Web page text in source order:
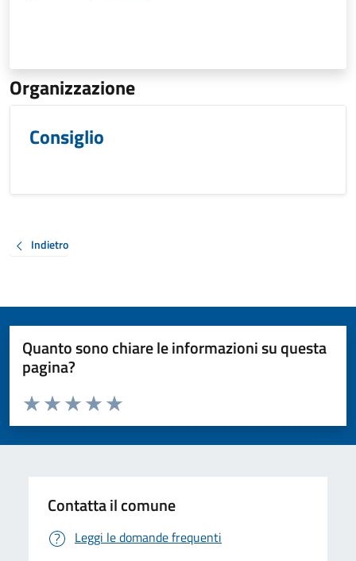
Organizzazione
Consiglio
Indietro
Quanto sono chiare le informazioni su questa
pagina?
Valuta da 1 a 5 stelle la pagina
Valuta 5 stelle su 5
Valuta 4 stelle su 5
Valuta 3 stelle su 5
Valuta 2 stelle su 5
Valuta 1 stelle su 5
Contatta il comune
Leggi le domande frequenti